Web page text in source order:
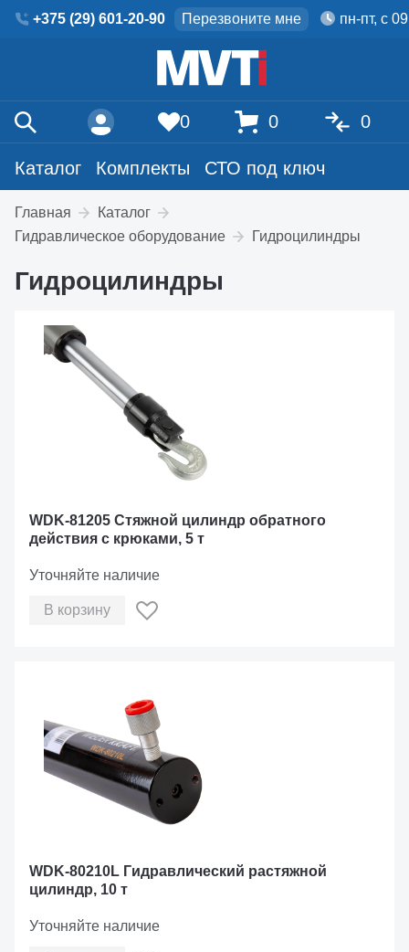
+375 (29) 601-20-90 Перезвоните мне пн-пт, с
Каталог Комплекты СТО под ключ
0 0 0
Главная
Каталог
Гидравлическое оборудование
Гидроцилиндры
Гидроцилиндры
WDK-81205 Стяжной цилиндр обратного
действия с крюками, 5 т
Уточняйте наличие
В корзину
WDK-80210L Гидравлический растяжной
цилиндр, 10 т
Уточняйте наличие